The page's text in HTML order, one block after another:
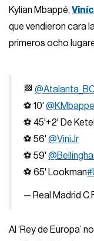
Kylian Mbappé,
que vendieron cara
primeros ocho
🏁
⚽ 10'@KMbappe
⚽ 45'+2' De
⚽ 56'@ViniJr
⚽ 59'
⚽ 65' Lookman
— Real Madrid
Al ‘Rey de Europa’